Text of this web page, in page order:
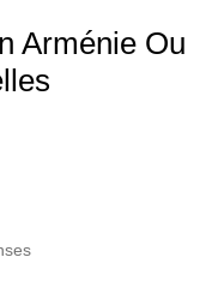
Arménie Ou